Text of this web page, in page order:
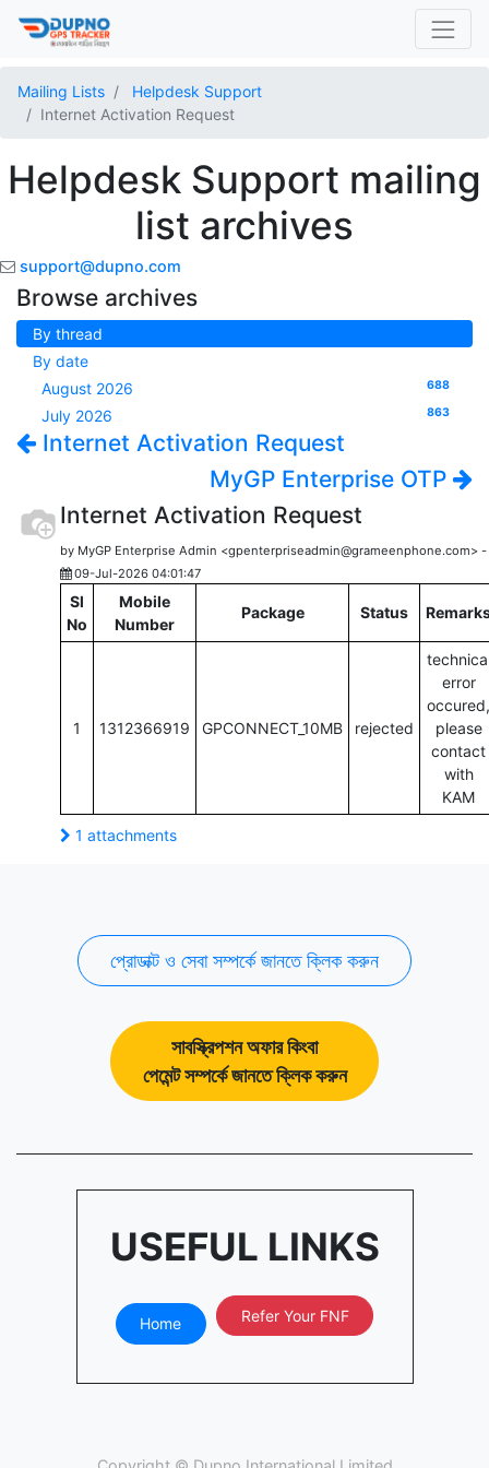
Mailing Lists
Helpdesk Support
Internet Activation Request
Helpdesk Support mailing
list archives
support@dupno.com
Browse archives
By thread
By date
August 2026
688
July 2026 863
Internet Activation Request
MyGP Enterprise OTP
Internet Activation Request
by MyGP Enterprise Admin <gpenterpriseadmin@grameenphone.com> -
09-Jul-2026 04:01:47
Sl
No
Mobile
Number
Package Status
1 1312366919 GPCONNECT_10MB rejected
error
occured,
please
contact
with
KAM
1 attachments
প্রোডাক্ট ও সেবা সম্পর্কে জানতে ক্লিক করুন
সাবস্ক্রিপশন অফার কিংবা
পেমেন্ট সম্পর্কে জানতে ক্লিক করুন
USEFUL LINKS
Home Refer Your FNF